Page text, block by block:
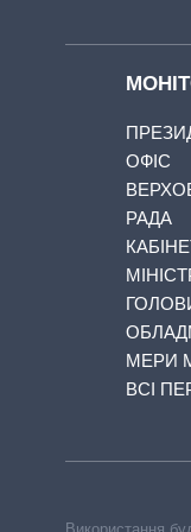
ОФІС
РАДА
МЕРИ
ВСІ